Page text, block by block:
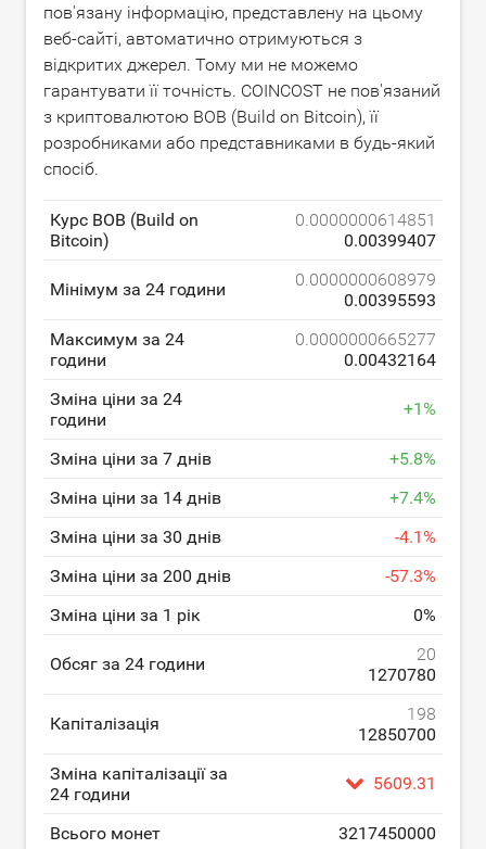
пов'язану інформацію, представлену на цьому
веб-сайті, автоматично отримуються з
відкритих джерел. Тому ми не можемо
гарантувати її точність. COINCOST не пов'язаний
з криптовалютою BOB (Build on Bitcoin), її
розробниками або представниками в будь-який
спосіб.
Курс BOB (Build on
Bitcoin)
0.0000000614851
0.00399407
Мінімум за 24 години
0.0000000608979
0.00395593
Максимум за 24
години
0.0000000665277
0.00432164
Зміна ціни за 24
години
+1%
Зміна ціни за 7 днів +5.8%
Зміна ціни за 14 днів
+7.4%
Зміна ціни за 30 днів
-4.1%
Зміна ціни за 200 днів
-57.3%
Зміна ціни за 1 рік
0%
Обсяг за 24 години
20
1270780
Капіталізація
198
12850700
Зміна капіталізації за
24 години
5609.31
Всього монет 3217450000